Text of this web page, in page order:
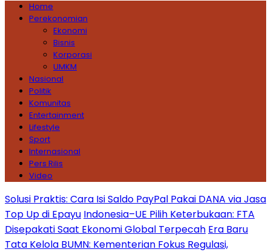
Home
Perekonomian
Ekonomi
Bisnis
Korporasi
UMKM
Nasional
Politik
Komunitas
Entertainment
Lifestyle
Sport
Internasional
Pers Rilis
Video
Solusi Praktis: Cara Isi Saldo PayPal Pakai DANA via Jasa
Top Up di Epayu Indonesia–UE Pilih Keterbukaan: FTA
Disepakati Saat Ekonomi Global Terpecah Era Baru
Tata Kelola BUMN: Kementerian Fokus Regulasi,